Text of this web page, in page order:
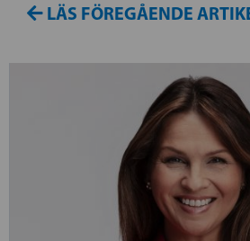
LÄS FÖREGÅENDE